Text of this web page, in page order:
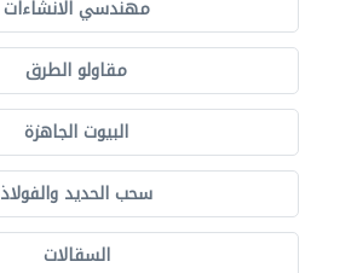
مهندسي الانشاءات
مقاولو الطرق
البيوت الجاهزة
سحب الحديد والفولاذ
السقالات